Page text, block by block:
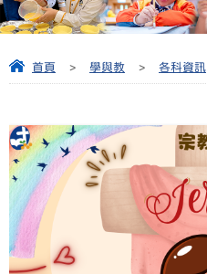
首頁 > 學與教 > 各科資訊